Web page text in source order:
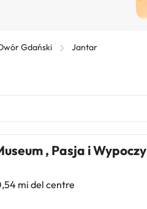
Gdański Jantar
, Pasja i
mi del centre